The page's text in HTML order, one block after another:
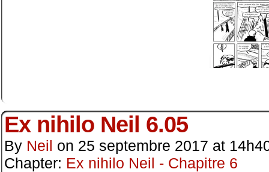
Ex nihilo Neil 6.05
By Neil on 25 septembre 2017 at
Chapter: Ex nihilo Neil - Chapitre 6